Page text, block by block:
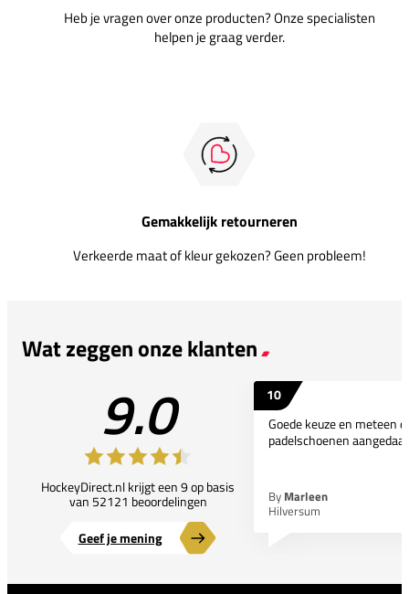
Heb je vragen over onze producten? Onze specialisten
helpen je graag verder.
Gemakkelijk retourneren
Verkeerde maat of kleur gekozen? Geen probleem!
Wat zeggen onze klanten
9.0
HockeyDirect.nl krijgt een 9 op basis
van 52121 beoordelingen
Geef je mening
10
Goede keuze en meteen
padelschoenen
By Marleen
Hilversum